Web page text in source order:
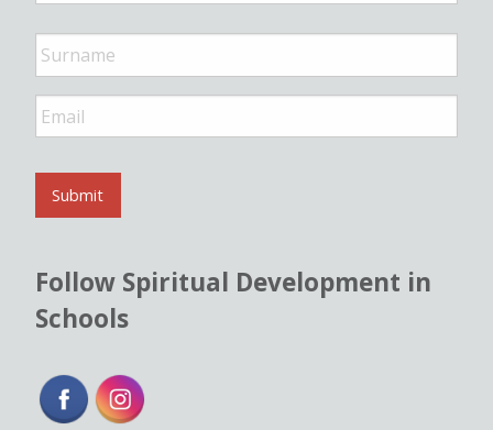
*
E
m
i
*
Submit
Follow Spiritual Development in
Schools